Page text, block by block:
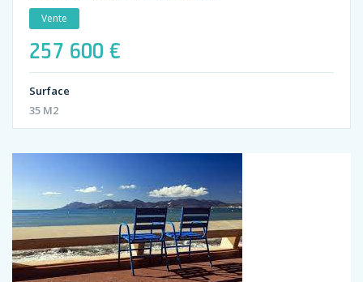
Vente
257 600 €
Surface
35 M2